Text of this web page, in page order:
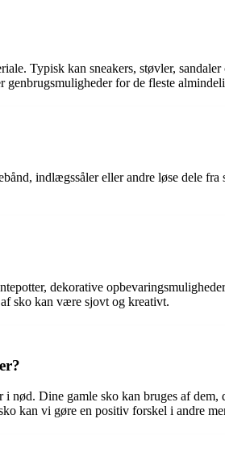
Typisk kan sneakers, støvler,
for de fleste
indlægssåler eller andre løse dele
dekorative
sko kan være sjovt og kreativt.
nød. Dine gamle sko kan bruges af
kan vi gøre en positiv forskel i andre